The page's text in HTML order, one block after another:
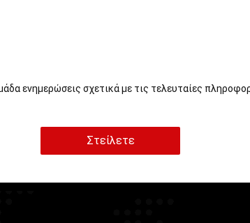
ενημερώσεις σχετικά με τις τελευταίες